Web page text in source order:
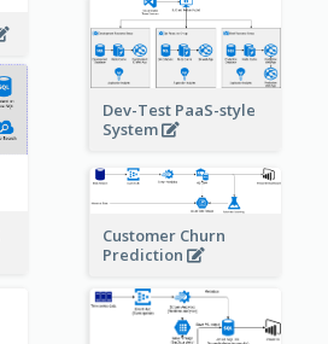
Dev-Test PaaS-style
System
Customer Churn
Prediction